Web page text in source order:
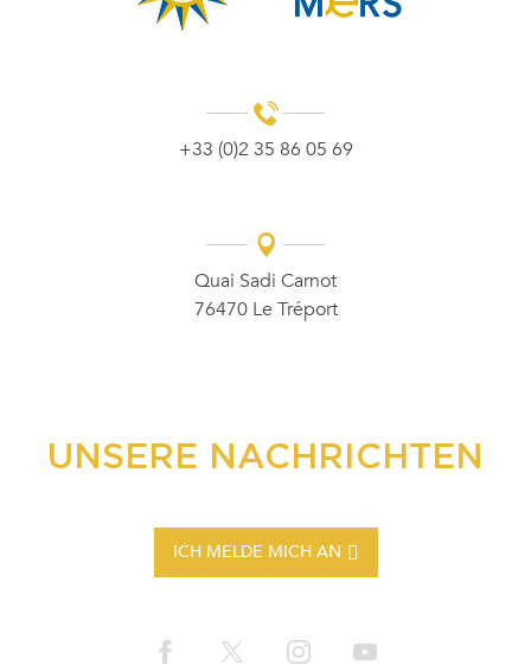
+33 (0)2 35 86 05 69
Quai Sadi Carnot
76470 Le Tréport
UNSERE NACHRICHTEN
ICH MELDE MICH AN